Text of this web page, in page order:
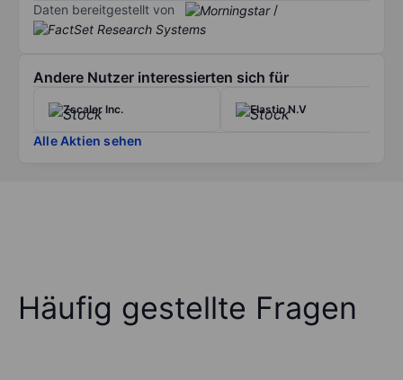
Daten bereitgestellt von /
Andere Nutzer interessierten sich für
Zscaler Inc. Elastic N.V
Alle Aktien sehen
Häufig gestellte Fragen